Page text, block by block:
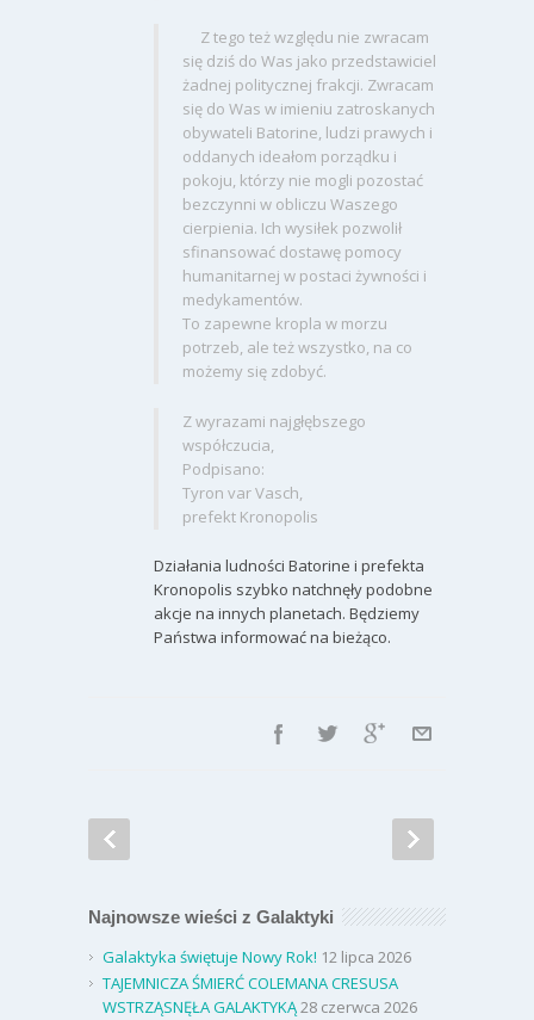
Z tego też względu nie zwracam
się dziś do Was jako przedstawiciel
żadnej politycznej frakcji. Zwracam
się do Was w imieniu zatroskanych
obywateli Batorine, ludzi prawych i
oddanych ideałom porządku i
pokoju, którzy nie mogli pozostać
bezczynni w obliczu Waszego
cierpienia. Ich wysiłek pozwolił
sfinansować dostawę pomocy
humanitarnej w postaci żywności i
medykamentów.
To zapewne kropla w morzu
potrzeb, ale też wszystko, na co
możemy się zdobyć.
Z wyrazami najgłębszego
współczucia,
Podpisano:
Tyron var Vasch,
prefekt Kronopolis
Działania ludności Batorine i prefekta
Kronopolis szybko natchnęły podobne
akcje na innych planetach. Będziemy
Państwa informować na bieżąco.
Najnowsze wieści z Galaktyki
Galaktyka świętuje Nowy Rok! 12 lipca 2026
TAJEMNICZA ŚMIERĆ COLEMANA CRESUSA
WSTRZĄSNĘŁA GALAKTYKĄ28 czerwca 2026